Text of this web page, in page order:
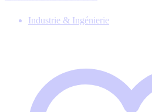
Industrie & Ingénierie